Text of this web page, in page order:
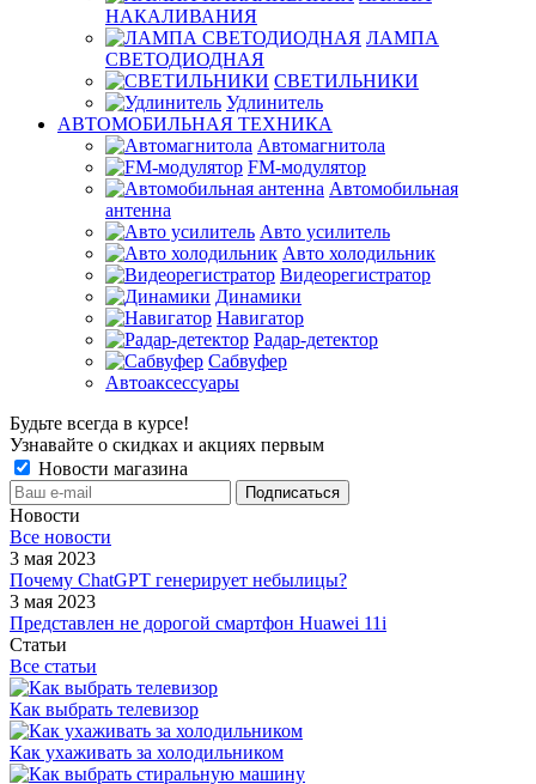
НАКАЛИВАНИЯ
ЛАМПА
СВЕТОДИОДНАЯ
СВЕТИЛЬНИКИ
Удлинитель
АВТОМОБИЛЬНАЯ ТЕХНИКА
Автомагнитола
FM-модулятор
Автомобильная
антенна
Авто усилитель
Авто холодильник
Видеорегистратор
Динамики
Навигатор
Радар-детектор
Сабвуфер
Автоаксессуары
Будьте всегда в курсе!
Узнавайте о скидках и акциях первым
Новости магазина
Новости
Все новости
3 мая 2023
Почему ChatGPT генерирует небылицы?
3 мая 2023
Представлен не дорогой смартфон Huawei 11i
Статьи
Все статьи
Как выбрать телевизор
Как ухаживать за холодильником